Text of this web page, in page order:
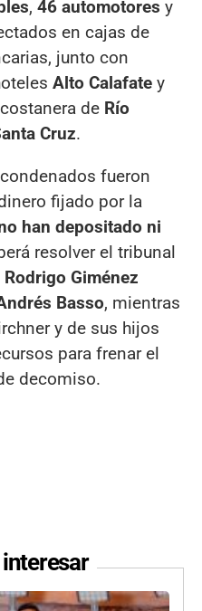
, 46 automotores y
en cajas de
junto con
Alto Calafate y
de Río
Cruz.
fueron
fijado por la
han depositado ni
resolver el tribunal
Rodrigo Giménez
Basso, mientras
y de sus hijos
para frenar el
decomiso.
interesar